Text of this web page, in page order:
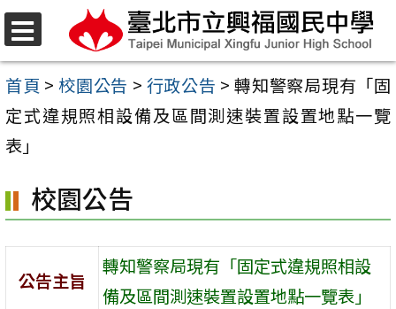
選
單
跳
至
主
要
內
區
首頁 > 校園公告 > 行政公告 > 轉知警察局現有「固
定式違規照相設備及區間測速裝置設置地點一覽
表」
校園公告
公告主旨
轉知警察局現有「固定式違規照相設
備及區間測速裝置設置地點一覽表」